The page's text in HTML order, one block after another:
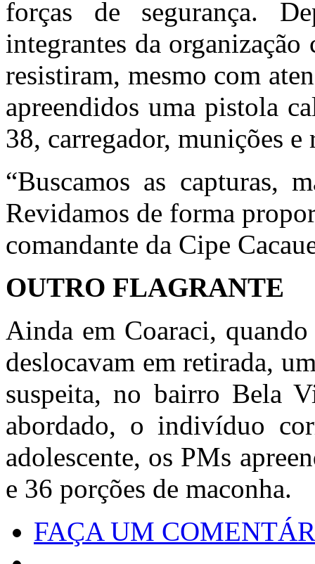
forças de segurança.
integrantes da
resistiram, mesmo com
apreendidos uma pistola
38, carregador, munições
“Buscamos as capturas,
Revidamos de forma
comandante da Cipe
OUTRO FLAGRANTE
Ainda em Coaraci,
deslocavam em retirada,
suspeita, no bairro Bela
abordado, o indivíduo
adolescente, os PMs
e 36 porções de maconha.
FAÇA UM